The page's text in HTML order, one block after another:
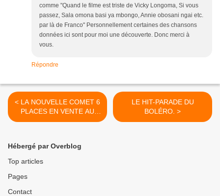
comme "Quand le filme est triste de Vicky Longoma, Si vous
passez, Sala omona basi ya mbongo, Annie obosani ngai etc.
par là de Franco" Personnellement certaines des chansons
données ici sont pour moi une découverte. Donc merci à
vous.
Répondre
< LA NOUVELLE COMET 6
PLACES EN VENTE AU
CONGO EN 1960
LE HIT-PARADE DU
BOLÉRO. >
Hébergé par Overblog
Top articles
Pages
Contact